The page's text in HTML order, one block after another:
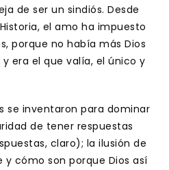
de ser un sindiós. Desde
el amo ha impuesto
porque no había más Dios
era el que valía, el único y
se inventaron para dominar
de tener respuestas
claro); la ilusión de
y cómo son porque Dios así